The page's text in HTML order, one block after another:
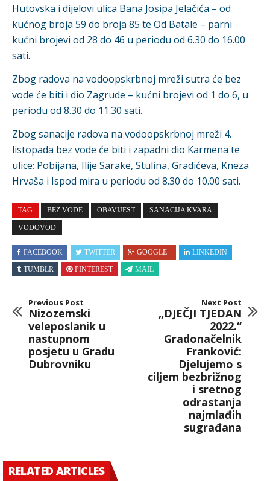
Hutovska i dijelovi ulica Bana Josipa Jelačića – od
kućnog broja 59 do broja 85 te Od Batale – parni
kućni brojevi od 28 do 46 u periodu od 6.30 do 16.00
sati.
Zbog radova na vodoopskrbnoj mreži sutra će bez
vode će biti i dio Zagrude – kućni brojevi od 1 do 6, u
periodu od 8.30 do 11.30 sati.
Zbog sanacije radova na vodoopskrbnoj mreži 4.
listopada bez vode će biti i zapadni dio Karmena te
ulice: Pobijana, Ilije Sarake, Stulina, Gradićeva, Kneza
Hrvaša i Ispod mira u periodu od 8.30 do 10.00 sati.
TAG BEZ VODE OBAVIJEST SANACIJA KVARA
VODOVOD
FACEBOOK TWITTER GOOGLE+
LINKEDIN
TUMBLR
PINTEREST MAIL
Previous Post
Nizozemski
veleposlanik u
nastupnom
posjetu u Gradu
Dubrovniku
Next Post
„DJEČJI TJEDAN
2022.“
Gradonačelnik
Franković:
Djelujemo s
ciljem bezbrižnog
i sretnog
odrastanja
najmlađih
sugrađana
RELATED ARTICLES